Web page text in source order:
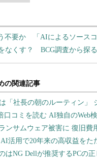
不要か 「AIによるソース
なくす？ BCG調査から探